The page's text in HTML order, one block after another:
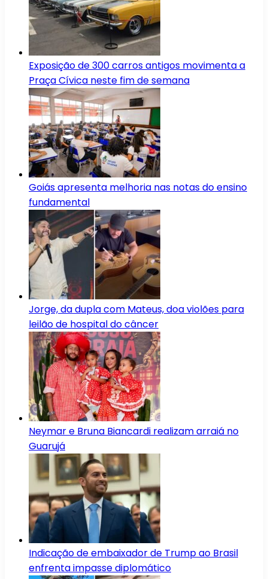
Exposição de 300 carros antigos movimenta a
Praça Cívica neste fim de semana
Goiás apresenta melhoria nas notas do ensino
fundamental
Jorge, da dupla com Mateus, doa violões para
leilão de hospital do câncer
Neymar e Bruna Biancardi realizam arraiá no
Guarujá
Indicação de embaixador de Trump ao Brasil
enfrenta impasse diplomático